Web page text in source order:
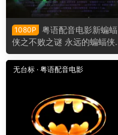
1080P
粤语配音电影新蝙蝠
侠之不败之谜 永远的蝙蝠侠
蝙蝠侠3 Batman Forever
无台标 · 粤语配音电影